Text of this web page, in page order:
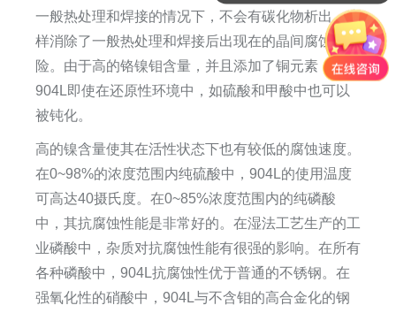
一般热处理和焊接的情况下，不会有碳化物析出。这
样消除了一般热处理和焊接后出现在的晶间腐蚀的危
险。由于高的铬镍钼含量，并且添加了铜元素，因此
904L即使在还原性环境中，如硫酸和甲酸中也可以
被钝化。
高的镍含量使其在活性状态下也有较低的腐蚀速度。
在0~98%的浓度范围内纯硫酸中，904L的使用温度
可高达40摄氏度。在0~85%浓度范围内的纯磷酸
中，其抗腐蚀性能是非常好的。在湿法工艺生产的工
业磷酸中，杂质对抗腐蚀性能有很强的影响。在所有
各种磷酸中，904L抗腐蚀性优于普通的不锈钢。在
强氧化性的硝酸中，904L与不含钼的高合金化的钢